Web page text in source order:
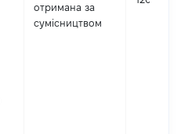
отримана за
сумісництвом